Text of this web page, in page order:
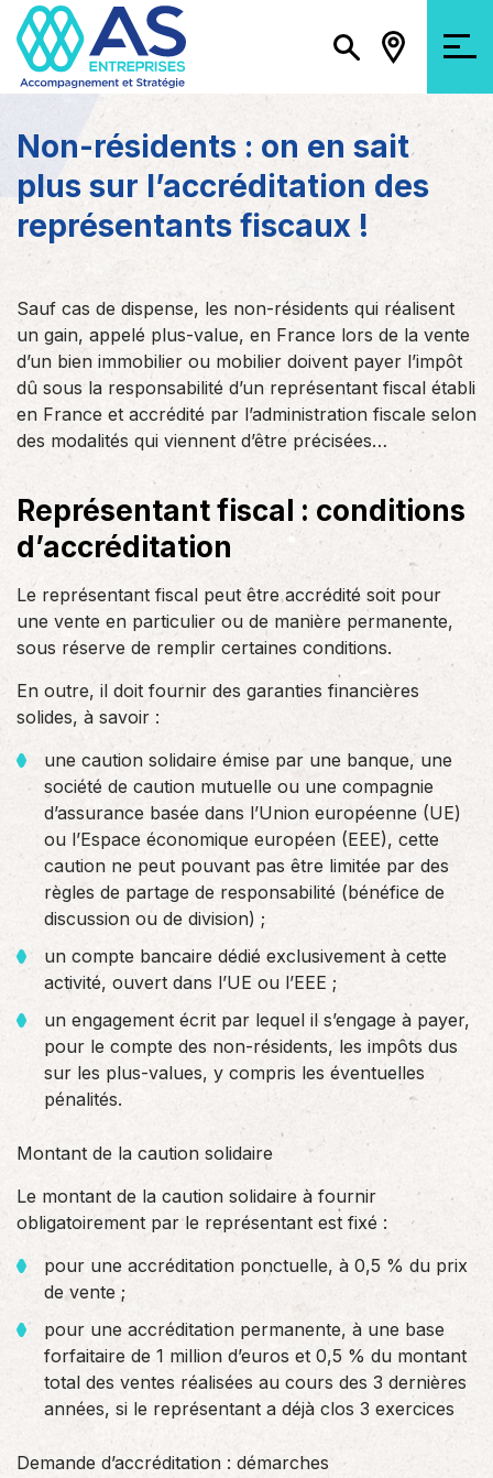
Non-résidents : on en sait
plus sur l’accréditation des
représentants fiscaux !
Sauf cas de dispense, les non-résidents qui réalisent
un gain, appelé plus-value, en France lors de la vente
d’un bien immobilier ou mobilier doivent payer l’impôt
dû sous la responsabilité d’un représentant fiscal établi
en France et accrédité par l’administration fiscale selon
des modalités qui viennent d’être précisées…
Représentant fiscal : conditions
d’accréditation
Le représentant fiscal peut être accrédité soit pour
une vente en particulier ou de manière permanente,
sous réserve de remplir certaines conditions.
En outre, il doit fournir des garanties financières
solides, à savoir :
une caution solidaire émise par une banque, une
société de caution mutuelle ou une compagnie
d’assurance basée dans l’Union européenne (UE)
ou l’Espace économique européen (EEE), cette
caution ne peut pouvant pas être limitée par des
règles de partage de responsabilité (bénéfice de
discussion ou de division) ;
un compte bancaire dédié exclusivement à cette
activité, ouvert dans l’UE ou l’EEE ;
un engagement écrit par lequel il s’engage à payer,
pour le compte des non-résidents, les impôts dus
sur les plus-values, y compris les éventuelles
pénalités.
Montant de la caution solidaire
Le montant de la caution solidaire à fournir
obligatoirement par le représentant est fixé :
pour une accréditation ponctuelle, à 0,5 % du prix
de vente ;
pour une accréditation permanente, à une base
forfaitaire de 1 million d’euros et 0,5 % du montant
total des ventes réalisées au cours des 3 dernières
années, si le représentant a déjà clos 3 exercices
Demande d’accréditation : démarches